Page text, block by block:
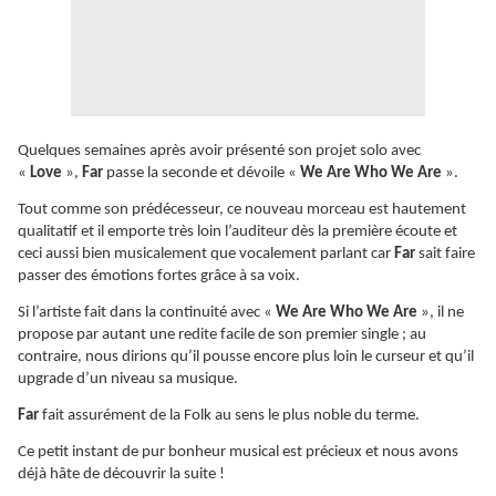
Quelques semaines après avoir présenté son projet solo avec
« Love », Far passe la seconde et dévoile « We Are Who We Are ».
Tout comme son prédécesseur, ce nouveau morceau est hautement
qualitatif et il emporte très loin l’auditeur dès la première écoute et
ceci aussi bien musicalement que vocalement parlant car Far sait faire
passer des émotions fortes grâce à sa voix.
Si l’artiste fait dans la continuité avec « We Are Who We Are », il ne
propose par autant une redite facile de son premier single ; au
contraire, nous dirions qu’il pousse encore plus loin le curseur et qu’il
upgrade d’un niveau sa musique.
Far fait assurément de la Folk au sens le plus noble du terme.
Ce petit instant de pur bonheur musical est précieux et nous avons
déjà hâte de découvrir la suite !